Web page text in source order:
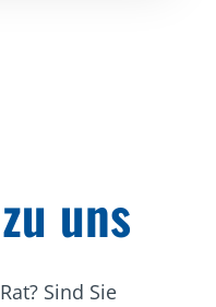
uns
Sind Sie